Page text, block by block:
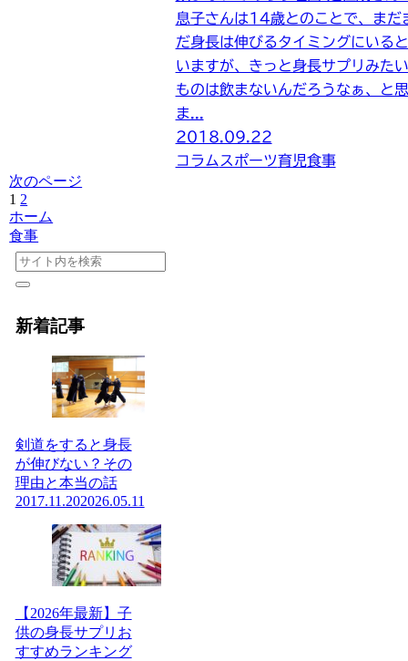
息子さんは14歳とのことで、まだ
だ身長は伸びるタイミングにいる
いますが、きっと身長サプリみた
ものは飲まないんだろうなぁ、と
ま...
2018.09.22
コラム スポーツ育児食事
次のページ
1 2
ホーム
食事
新着記事
剣道をすると身長
が伸びない？その
理由と本当の話
2017.11.202026.05.11
【2026年最新】子
供の身長サプリお
すすめランキング